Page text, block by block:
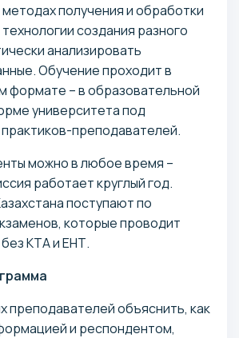
получения и обработки
создания разного
анализировать
Обучение проходит в
формате – в образовательной
университета под
преподавателей.
можно в любое время –
работает круглый год.
поступают по
которые проводит
КТА и ЕНТ.
преподавателей объяснить, как
и респондентом,